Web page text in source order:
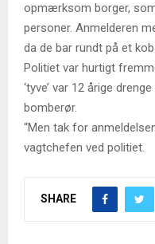
opmærksom borger,
personer. Anmelderen
da de bar rundt på et
Politiet var hurtigt
‘tyve’ var 12 årige
bomberør.
“Men tak for
vagtchefen ved politiet.
SHARE